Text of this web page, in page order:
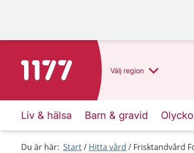
Till startsidan för 1177 Välj region
Liv & hälsa Barn & gravid
Du är här: Start Hitta vård Frisktandvård